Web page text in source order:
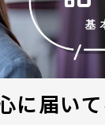
に届い